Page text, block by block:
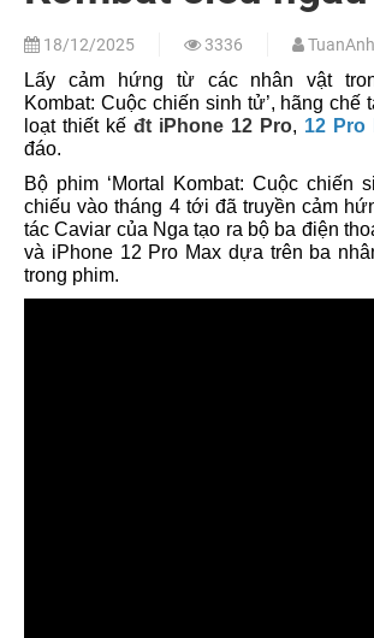
18/12/2025 3336 TuanAnh
Lấy cảm hứng từ các nhân vật
Kombat: Cuộc chiến sinh tử’, hãng chế
loạt thiết kế đt iPhone 12 Pro, 12 Pro
đáo.
Bộ phim ‘Mortal Kombat: Cuộc chiến
chiếu vào tháng 4 tới đã truyền cảm
tác Caviar của Nga tạo ra bộ ba điện
và iPhone 12 Pro Max dựa trên ba
trong phim.